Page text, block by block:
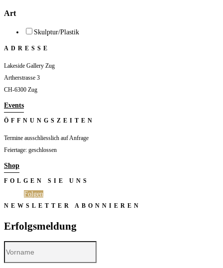
Art
Skulptur/Plastik
ADRESSE
Lakeside Gallery Zug
Artherstrasse 3
CH-6300 Zug
Events
ÖFFNUNGSZEITEN
Termine ausschliesslich auf Anfrage
Feiertage: geschlossen
Shop
FOLGEN SIE UNS
Folgen
NEWSLETTER ABONNIEREN
Erfolgsmeldung